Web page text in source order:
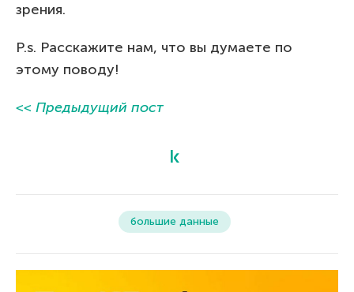
зрения.
P.s. Расскажите нам, что вы думаете по
этому поводу!
<< Предыдущий пост
большие данные